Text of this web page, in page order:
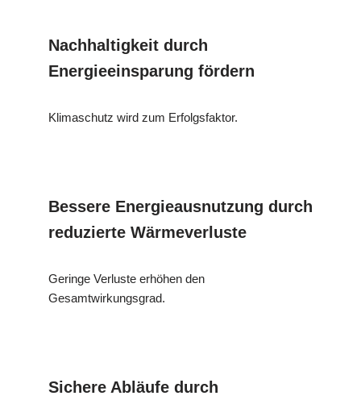
Nachhaltigkeit durch
Energieeinsparung fördern
Klimaschutz wird zum Erfolgsfaktor.
Bessere Energieausnutzung durch
reduzierte Wärmeverluste
Geringe Verluste erhöhen den
Gesamtwirkungsgrad.
Sichere Abläufe durch